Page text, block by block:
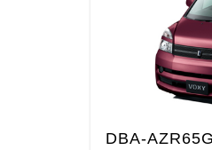
DBA-